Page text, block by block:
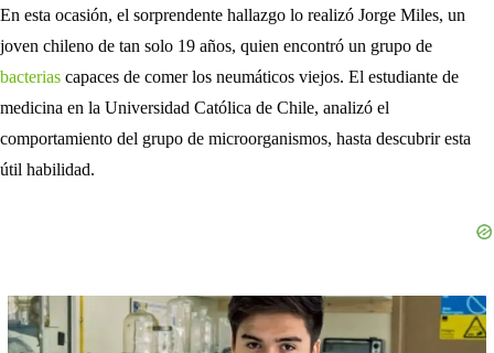
En esta ocasión, el sorprendente hallazgo lo realizó Jorge Miles, un
joven chileno de tan solo 19 años, quien encontró un grupo de
bacterias capaces de comer los neumáticos viejos. El estudiante de
medicina en la Universidad Católica de Chile, analizó el
comportamiento del grupo de microorganismos, hasta descubrir esta
útil habilidad.